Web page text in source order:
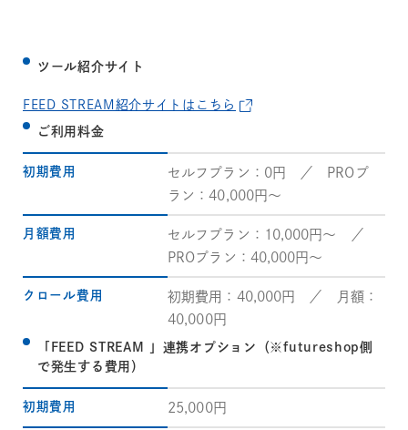
ツール紹介サイト
FEED STREAM紹介サイトはこちら
ご利用料金
初期費用
セルフプラン：0円 ／ PROプ
ラン：40,000円～
月額費用
セルフプラン：10,000円～ ／
PROプラン：40,000円～
クロール費用
初期費用：40,000円 ／ 月額：
40,000円
「FEED STREAM 」連携オプション（※futureshop側
で発生する費用）
初期費用 25,000円